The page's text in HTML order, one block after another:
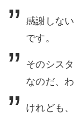
感謝しな
です。
そのシス
なのだ、
けれども